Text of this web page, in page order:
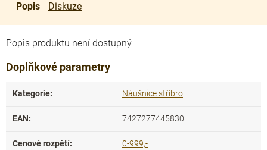
Popis Diskuze
Popis produktu není dostupný
Doplňkové parametry
Kategorie: Náušnice stříbro
EAN: 7427277445830
Cenové rozpětí: 0-999,-